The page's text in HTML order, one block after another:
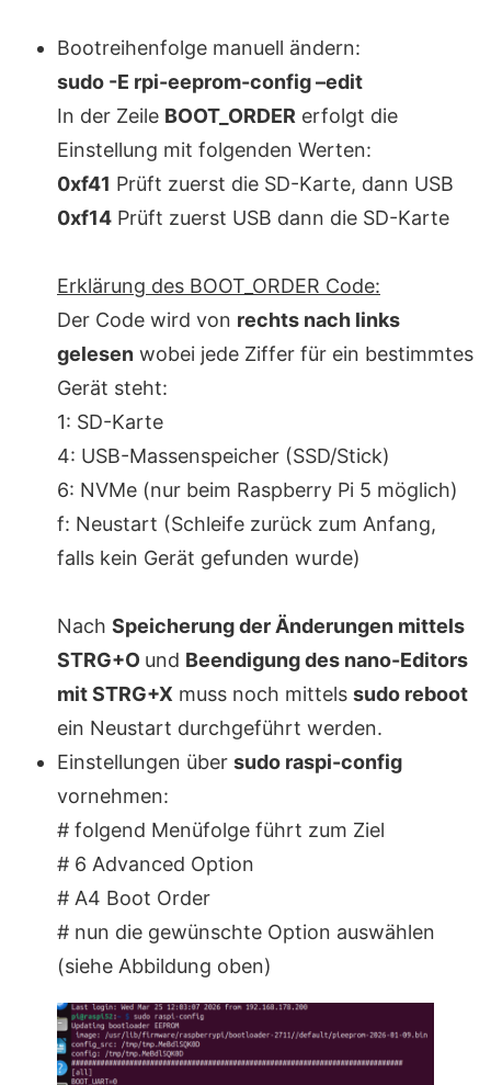
Bootreihenfolge manuell ändern:
sudo -E rpi-eeprom-config –edit
In der Zeile BOOT_ORDER erfolgt die
Einstellung mit folgenden Werten:
0xf41 Prüft zuerst die SD-Karte, dann USB
0xf14 Prüft zuerst USB dann die SD-Karte
Erklärung des BOOT_ORDER Code:
Der Code wird von rechts nach links
gelesen wobei jede Ziffer für ein bestimmtes
Gerät steht:
1: SD-Karte
4: USB-Massenspeicher (SSD/Stick)
6: NVMe (nur beim Raspberry Pi 5 möglich)
f: Neustart (Schleife zurück zum Anfang,
falls kein Gerät gefunden wurde)
Nach Speicherung der Änderungen mittels
STRG+O und Beendigung des nano-Editors
mit STRG+X muss noch mittels sudo reboot
ein Neustart durchgeführt werden.
Einstellungen über sudo raspi-config
vornehmen:
# folgend Menüfolge führt zum Ziel
# 6 Advanced Option
# A4 Boot Order
# nun die gewünschte Option auswählen
(siehe Abbildung oben)